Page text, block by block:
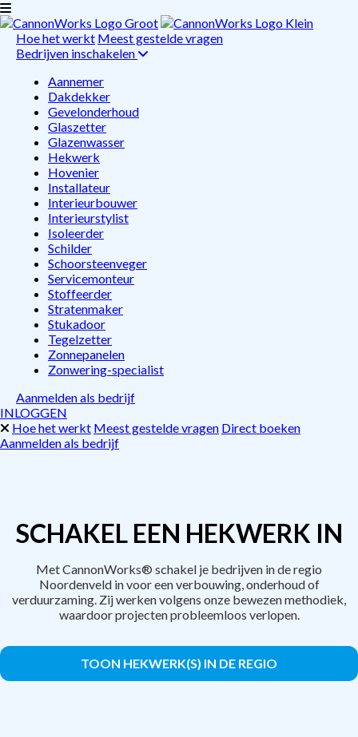
Hoe het werkt Meest gestelde vragen
Bedrijven inschakelen
Aannemer
Dakdekker
Gevelonderhoud
Glaszetter
Glazenwasser
Hekwerk
Hovenier
Installateur
Interieurbouwer
Interieurstylist
Isoleerder
Schilder
Schoorsteenveger
Servicemonteur
Stoffeerder
Stratenmaker
Stukadoor
Tegelzetter
Zonnepanelen
Zonwering-specialist
Aanmelden als bedrijf
INLOGGEN
Hoe het werkt Meest gestelde vragen Direct boeken
Aanmelden als bedrijf
SCHAKEL EEN HEKWERK IN
Met CannonWorks® schakel je bedrijven in de regio
Noordenveld in voor een verbouwing, onderhoud of
verduurzaming. Zij werken volgens onze bewezen methodiek,
waardoor projecten probleemloos verlopen.
TOON HEKWERK(S) IN DE REGIO